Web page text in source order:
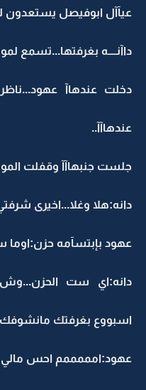
عيآآل ابوفيصل يستعدون
داآنــــه بغرفتها...تسمع
دخلت عندهاآ
عندهاآآ..
جلست جنبهاآآ وقفلت
دانه:هلا وغلا...اخيرى
عهود بإبتسآمه حزن:اوما
دانه:اي ست الحزن...وش
اسبووع بغرفتك مانشوفك
عهود:امممممم احس مالي